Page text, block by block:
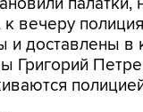
вечеру
доставлены в
Григорий